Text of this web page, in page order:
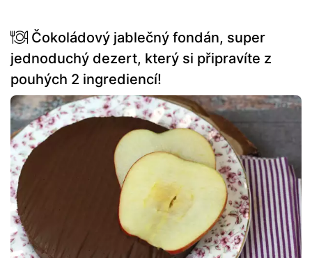
Čokoládový jablečný fondán, super
jednoduchý dezert, který si připravíte z
pouhých 2 ingrediencí!